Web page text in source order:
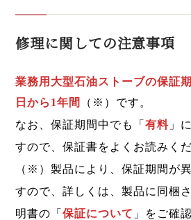
修理に関しての注意事項
業務用大型石油ストーブの保証
日から1年間
（※）です。
なお、保証期間中でも「有料 」
すので、保証書をよくお読みくだ
（※）製品により、保証期間が
すので、詳しくは、製品に同梱
明書の「保証について 」をご確